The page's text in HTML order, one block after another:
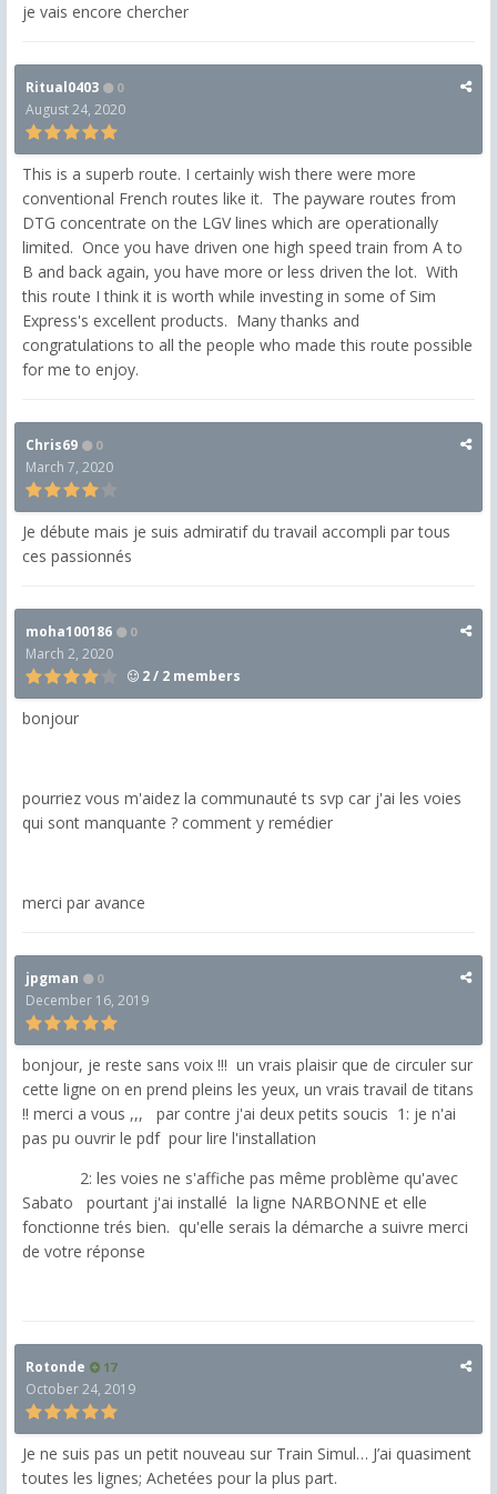
je vais encore chercher
Ritual0403 0
August 24, 2020
This is a superb route. I certainly wish there were more
conventional French routes like it. The payware routes from
DTG concentrate on the LGV lines which are operationally
limited. Once you have driven one high speed train from A to
B and back again, you have more or less driven the lot. With
this route I think it is worth while investing in some of Sim
Express's excellent products. Many thanks and
congratulations to all the people who made this route possible
for me to enjoy.
Chris69 0
March 7, 2020
Je débute mais je suis admiratif du travail accompli par tous
ces passionnés
moha100186 0
March 2, 2020
2 / 2 members
bonjour
pourriez vous m'aidez la communauté ts svp car j'ai les voies
qui sont manquante ? comment y remédier
merci par avance
jpgman 0
December 16, 2019
bonjour, je reste sans voix !!! un vrais plaisir que de circuler sur
cette ligne on en prend pleins les yeux, un vrais travail de titans
!! merci a vous ,,, par contre j'ai deux petits soucis 1: je n'ai
pas pu ouvrir le pdf pour lire l'installation
2: les voies ne s'affiche pas même problème qu'avec
Sabato pourtant j'ai installé la ligne NARBONNE et elle
fonctionne trés bien. qu'elle serais la démarche a suivre merci
de votre réponse
Rotonde 17
October 24, 2019
Je ne suis pas un petit nouveau sur Train Simul… J’ai quasiment
toutes les lignes; Achetées pour la plus part.